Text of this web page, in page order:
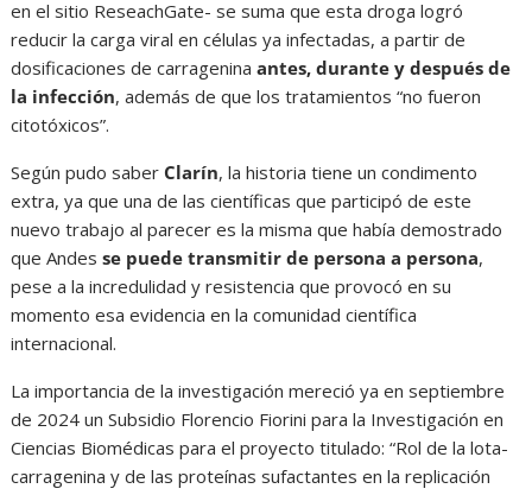
en el sitio ReseachGate- se suma que esta droga logró
reducir la carga viral en células ya infectadas, a partir de
dosificaciones de carrageninaantes, durante y después de
la infección, además de que los tratamientos “no fueron
citotóxicos”.
Según pudo saber Clarín, la historia tiene un condimento
extra, ya que una de las científicas que participó de este
nuevo trabajo al parecer es la misma que había demostrado
que Andesse puede transmitir de persona a persona,
pese a la incredulidad y resistencia que provocó en su
momento esa evidencia en la comunidad científica
internacional.
La importancia de la investigación mereció ya en septiembre
de 2024 un Subsidio Florencio Fiorini para la Investigación en
Ciencias Biomédicas para el proyecto titulado: “Rol de la lota-
carragenina y de las proteínas sufactantes en la replicación